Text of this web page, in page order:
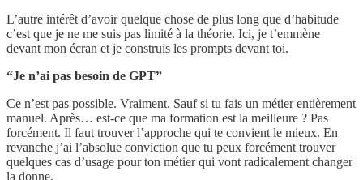
L’autre intérêt d’avoir quelque chose de plus long que d’habitude
c’est que je ne me suis pas limité à la théorie. Ici, je t’emmène
devant mon écran et je construis les prompts devant toi.
“Je n’ai pas besoin de GPT”
Ce n’est pas possible. Vraiment. Sauf si tu fais un métier entièrement
manuel. Après… est-ce que ma formation est la meilleure ? Pas
forcément. Il faut trouver l’approche qui te convient le mieux. En
revanche j’ai l’absolue conviction que tu peux forcément trouver
quelques cas d’usage pour ton métier qui vont radicalement changer
la donne.